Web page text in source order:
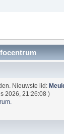
Nieuwste lid:
2026, 21:26:08 )